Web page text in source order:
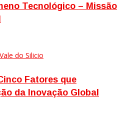
Tecnológico – Missão
Fatores que
da Inovação Global